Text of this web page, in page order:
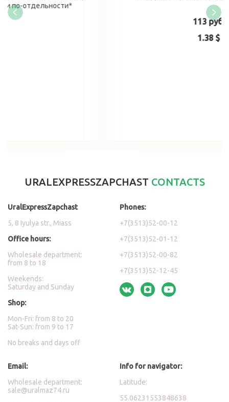
URALEXPRESSZAPCHAST CONTACTS
UralExpressZapchast
5, 8 Iyulya str., Miass
Office hours:
Wholesale department:
from 8 to 18
Weekends:
Saturday and Sunday
Shop:
Mon-Fri: from 8 to 20
Sat-Sun: from 9 to 17
No breaks and days off
Phones:
+7(3513)52-00-12
+7(3513)52-01-12
+7(3513)52-00-82
+7(3513)52-12-45
Email:
Wholesale department:
sale@uralmaz74.ru
Info for navigator:
Latitude:
55.06231553848638